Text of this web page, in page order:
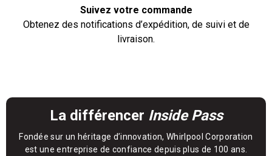
Suivez votre commande
Obtenez des notifications d’expédition, de suivi et de
livraison.
La différencer Inside Pass
Fondée sur un héritage d’innovation, Whirlpool Corporation
est une entreprise de confiance depuis plus de 100 ans.